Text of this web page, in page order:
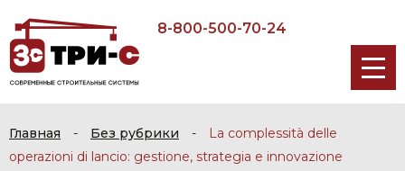
8-800-500-70-24
Главная - Без рубрики -
La complessità delle
operazioni di lancio: gestione, strategia e innovazione